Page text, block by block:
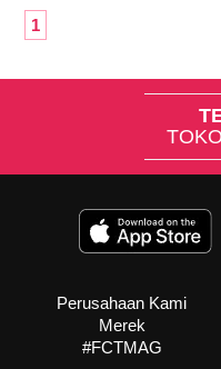
1
Perusahaan Kami
Merek
#FCTMAG